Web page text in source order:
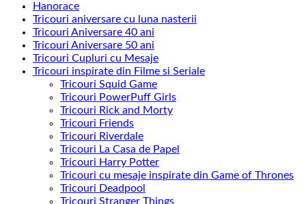
Hanorace
Tricouri aniversare cu luna nasterii
Tricouri Aniversare 40 ani
Tricouri Aniversare 50 ani
Tricouri Cupluri cu Mesaje
Tricouri inspirate din Filme si Seriale
Tricouri Squid Game
Tricouri PowerPuff Girls
Tricouri Rick and Morty
Tricouri Friends
Tricouri Riverdale
Tricouri La Casa de Papel
Tricouri Harry Potter
Tricouri cu mesaje inspirate din Game of Thrones
Tricouri Deadpool
Tricouri Stranger Things